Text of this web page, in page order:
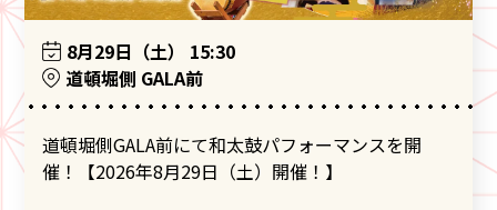
8月29日（土） 15:30
道頓堀側 GALA前
道頓堀側GALA前にて和太鼓パフォーマンスを開
催！【2026年8月29日（土）開催！】